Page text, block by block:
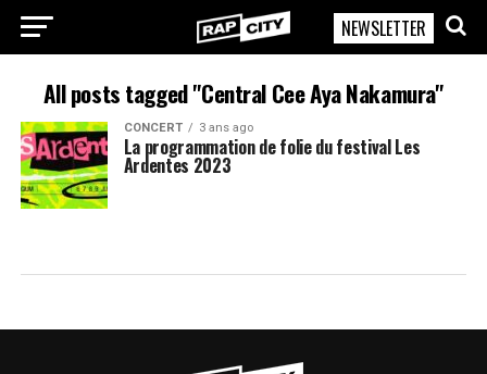
RapCity
NEWSLETTER
All posts tagged "Central Cee Aya Nakamura"
CONCERT 3 ans ago
La programmation de folie du festival Les
Ardentes 2023